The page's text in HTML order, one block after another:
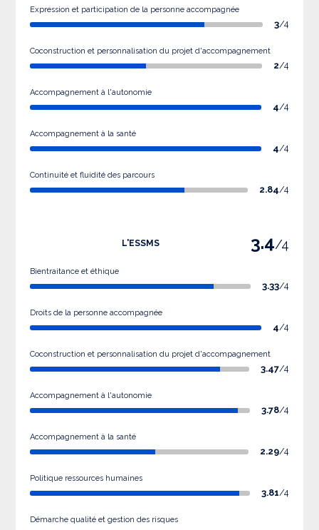
Expression et participation de la personne accompagnée
3/4
Coconstruction et personnalisation du projet d'accompagnement
2/4
Accompagnement à l'autonomie
4/4
Accompagnement à la santé
4/4
Continuité et fluidité des parcours
2.84/4
L'ESSMS 3.4/4
Bientraitance et éthique
3.33/4
Droits de la personne accompagnée
4/4
Coconstruction et personnalisation du projet d'accompagnement
3.47/4
Accompagnement à l'autonomie
3.78/4
Accompagnement à la santé
2.29/4
Politique ressources humaines
3.81/4
Démarche qualité et gestion des risques